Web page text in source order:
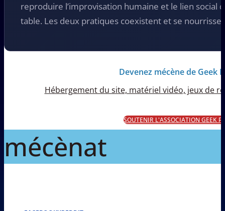
reproduire l’improvisation humaine et le lien social
table. Les deux pratiques coexistent et se
Devenez mécène de Geek
Hébergement du site, matériel vidéo, jeux de
SOUTENIR L'ASSOCIATION GEEK
mécènat